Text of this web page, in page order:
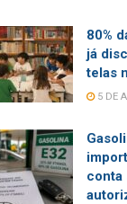
80%
já
telas
5 DE
conta